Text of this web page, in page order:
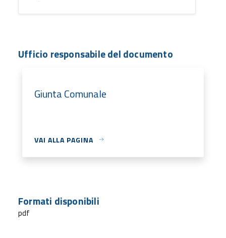
Ufficio responsabile del documento
Giunta Comunale
VAI ALLA PAGINA
Formati disponibili
pdf